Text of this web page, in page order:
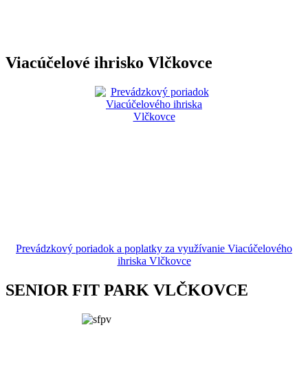
Viacúčelové ihrisko Vlčkovce
Prevádzkový poriadok a poplatky za využívanie Viacúčelového
ihriska Vlčkovce
SENIOR FIT PARK VLČKOVCE